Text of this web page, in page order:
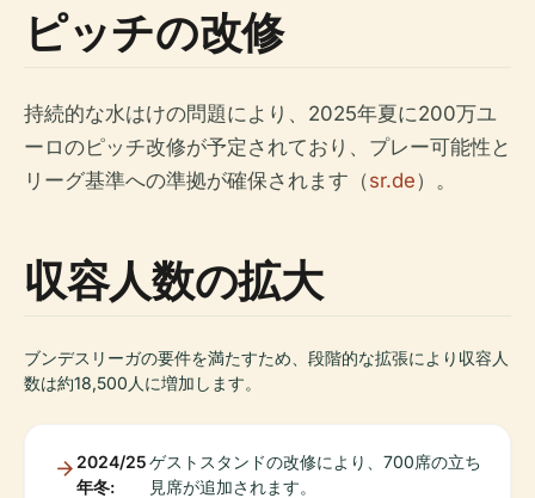
ピッチの改修
持続的な水はけの問題により、2025年夏に200万ユ
ーロのピッチ改修が予定されており、プレー可能性と
リーグ基準への準拠が確保されます（sr.de）。
収容人数の拡大
ブンデスリーガの要件を満たすため、段階的な拡張により収容人
数は約18,500人に増加します。
2024/25
年冬:
ゲストスタンドの改修により、700席の立ち
見席が追加されます。